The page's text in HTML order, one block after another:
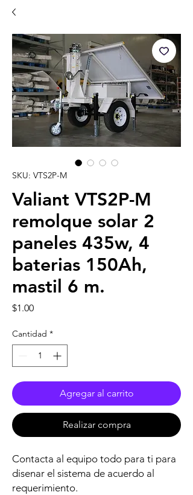
SKU: VTS2P-M
Valiant VTS2P-M
remolque solar 2
paneles 435w, 4
baterias 150Ah,
mastil 6 m.
$1.00Precio
Cantidad *
Agregar al carrito
Realizar compra
Contacta al equipo todo para ti para
disenar el sistema de acuerdo al
requerimiento.